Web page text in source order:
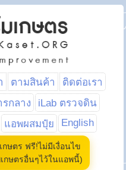
ตามสินค้า
ติดต่อเรา
กลาง
iLab ตรวจดิน
แอพผสมปุ๋ย English
ษตร ฟรี!ไม่มีเงื่อนไข
กษตรอื่นๆไว้ในแอพนี้)